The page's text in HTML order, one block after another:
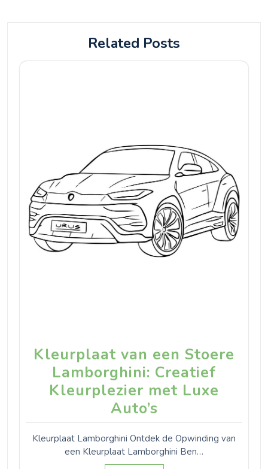
Related Posts
Kleurplaat van een Stoere
Lamborghini: Creatief
Kleurplezier met Luxe
Auto’s
Kleurplaat Lamborghini Ontdek de Opwinding van
een Kleurplaat Lamborghini Ben…